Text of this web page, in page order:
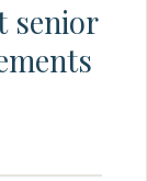
senior